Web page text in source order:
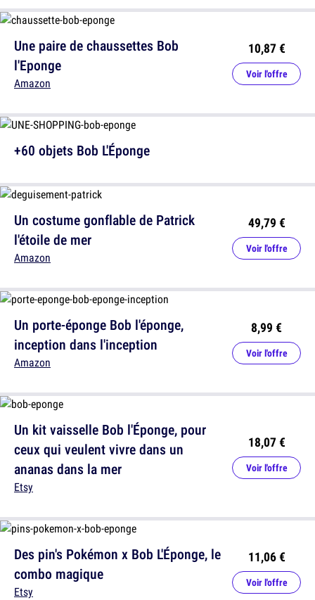
Un costume gonflable de Patrick
l'étoile de mer
Amazon
49,79 €
Voir l'offre
Un kit vaisselle Bob l'Éponge, pour
ceux qui veulent vivre dans un
ananas dans la mer
Etsy
18,07 €
Voir l'offre
Une paire de chaussettes Bob
l'Eponge
Amazon
10,87 €
Voir l'offre
+60 objets Bob L'Éponge
Un porte-éponge Bob l'éponge,
inception dans l'inception
Amazon
8,99 €
Voir l'offre
Des pin's Pokémon x Bob L'Éponge, le
combo magique
Etsy
11,06 €
Voir l'offre